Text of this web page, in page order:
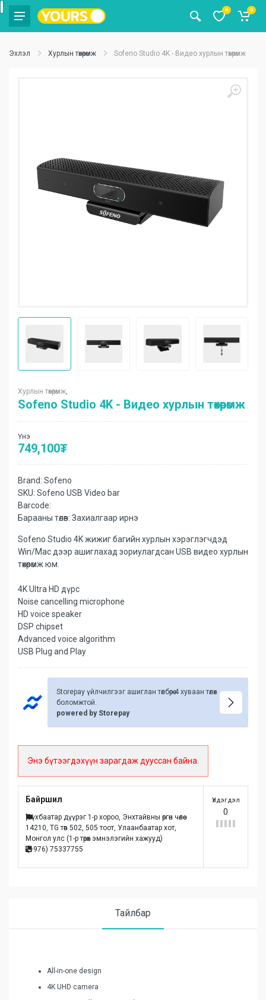
0 0
Эхлэл Хурлын төхөөрөмж Sofeno Studio 4K - Видео хурлын төхөөрөмж
Хурлын төхөөрөмж
Sofeno Studio 4K - Видео хурлын төхөөрөмж
Үнэ
749,100₮
Brand: Sofeno
SKU: Sofeno USB Video bar
Barcode:
Барааны төлөв: Захиалгаар ирнэ
Sofeno Studio 4K жижиг багийн хурлын хэрэглэгчдэд
Win/Mac дээр ашиглахад зориулагдсан USB видео хурлын
төхөөрөмж юм.
4K Ultra HD дүрс
Noise cancelling microphone
HD voice speaker
DSP chipset
Advanced voice algorithm
USB Plug and Play
Storepay үйлчилгээг ашиглан төлбөрөө 4 хуваан төлөх
боломжтой.
powered by Storepay
Энэ бүтээгдэхүүн зарагдаж дууссан байна.
Байршил
Сүхбаатар дүүрэг 1-р хороо, Энхтайвны өргөн чөлөө
14210, TG төв 502, 505 тоот, Улаанбаатар хот,
Монгол улc (1-р төрөх эмнэлэгийн хажууд)
(+976) 75337755
Үлдэгдэл
0
Тайлбар
All-in-one design
4K UHD camera